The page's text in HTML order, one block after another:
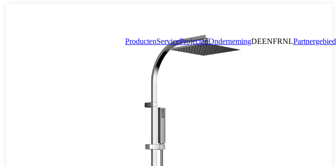
ProductenServiceProjectenOndernemingDEENFRNLPartnergebied